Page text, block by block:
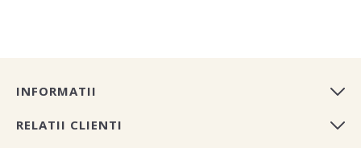
INFORMATII
RELATII CLIENTI